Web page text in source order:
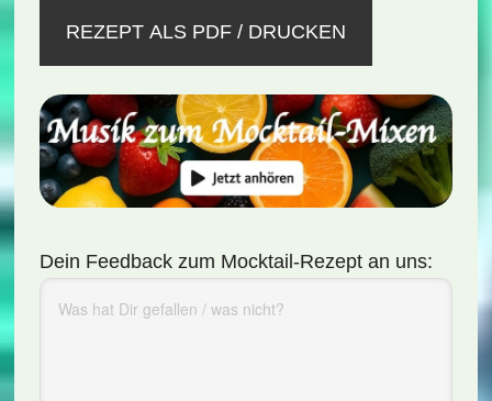
REZEPT ALS PDF / DRUCKEN
Dein Feedback zum Mocktail-Rezept an uns: